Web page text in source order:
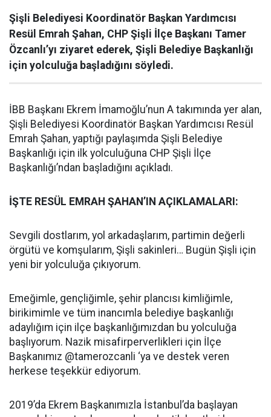
Şişli Belediyesi Koordinatör Başkan Yardımcısı
Resül Emrah Şahan, CHP Şişli İlçe Başkanı Tamer
Özcanlı’yı ziyaret ederek, Şişli Belediye Başkanlığı
için yolculuğa başladığını söyledi.
İBB Başkanı Ekrem İmamoğlu’nun A takımında yer alan,
Şişli Belediyesi Koordinatör Başkan Yardımcısı Resül
Emrah Şahan, yaptığı paylaşımda Şişli Belediye
Başkanlığı için ilk yolculuğuna CHP Şişli İlçe
Başkanlığı’ndan başladığını açıkladı.
İŞTE RESÜL EMRAH ŞAHAN’IN AÇIKLAMALARI:
Sevgili dostlarım, yol arkadaşlarım, partimin değerli
örgütü ve komşularım, Şişli sakinleri… Bugün Şişli için
yeni bir yolculuğa çıkıyorum.
Emeğimle, gençliğimle, şehir plancısı kimliğimle,
birikimimle ve tüm inancımla belediye başkanlığı
adaylığım için ilçe başkanlığımızdan bu yolculuğa
başlıyorum. Nazik misafirperverlikleri için İlçe
Başkanımız @tamerozcanli ‘ya ve destek veren
herkese teşekkür ediyorum.
2019’da Ekrem Başkanımızla İstanbul’da başlayan